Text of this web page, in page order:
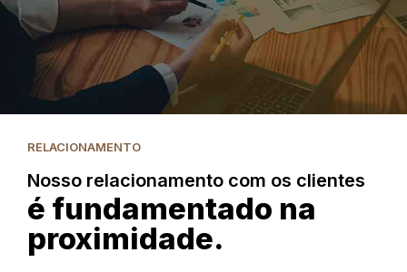
RELACIONAMENTO
Nosso relacionamento com os clientes
é fundamentado na
proximidade.